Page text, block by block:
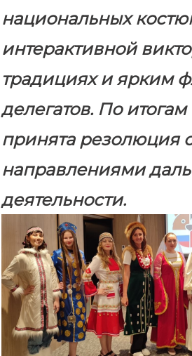
национальных
интерактивной
традициях и ярким
делегатов. По
принята резолюция
направлениями
деятельности.